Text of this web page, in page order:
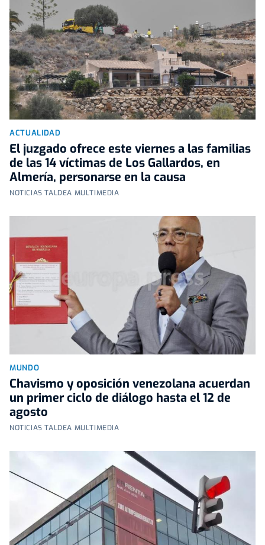
ACTUALIDAD
El juzgado ofrece este viernes a las familias
de las 14 víctimas de Los Gallardos, en
Almería, personarse en la causa
NOTICIAS TALDEA MULTIMEDIA
MUNDO
Chavismo y oposición venezolana acuerdan
un primer ciclo de diálogo hasta el 12 de
agosto
NOTICIAS TALDEA MULTIMEDIA